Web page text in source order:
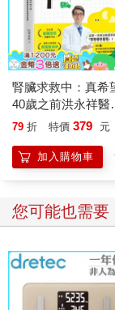
們控制。當感受使
的平靜。藉由一系
興），例如寫信、
談，以及想像暴露
派相信，人可以重
度。這種療法對焦
道也很類似。根據
「屢獲殊榮、針對
腎臟求救中：真希
40歲之前洪永祥醫
就告訴我這些事
79 折 特價 379 元
加入購物車
您可能也需要